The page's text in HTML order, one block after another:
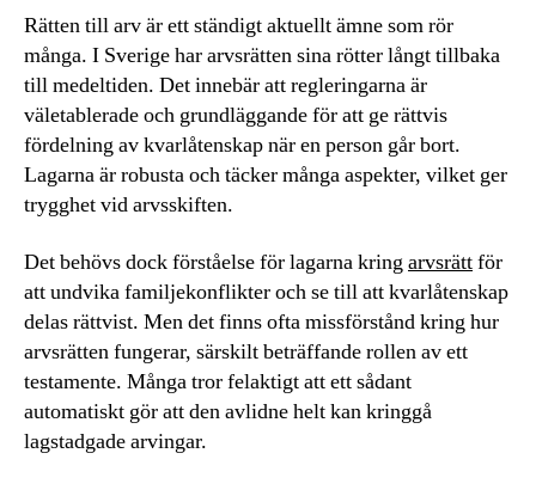
Rätten till arv är ett ständigt aktuellt ämne som rör
många. I Sverige har arvsrätten sina rötter långt tillbaka
till medeltiden. Det innebär att regleringarna är
väletablerade och grundläggande för att ge rättvis
fördelning av kvarlåtenskap när en person går bort.
Lagarna är robusta och täcker många aspekter, vilket ger
trygghet vid arvsskiften.
Det behövs dock förståelse för lagarna kring arvsrättför
att undvika familjekonflikter och se till att kvarlåtenskap
delas rättvist. Men det finns ofta missförstånd kring hur
arvsrätten fungerar, särskilt beträffande rollen av ett
testamente. Många tror felaktigt att ett sådant
automatiskt gör att den avlidne helt kan kringgå
lagstadgade arvingar.